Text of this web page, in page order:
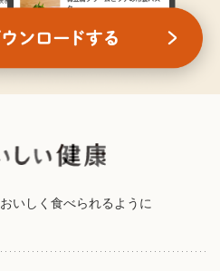
おいしく食べられるように